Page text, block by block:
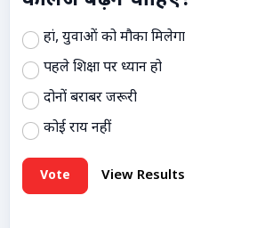
हां, युवाओं को मौका मिलेगा
पहले शिक्षा पर ध्यान हो
दोनों बराबर जरूरी
कोई राय नहीं
Vote View Results